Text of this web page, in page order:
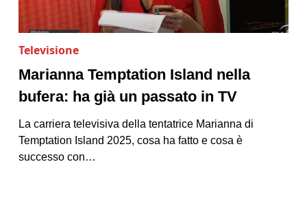
Televisione
Marianna Temptation Island nella
bufera: ha già un passato in TV
La carriera televisiva della tentatrice Marianna di
Temptation Island 2025, cosa ha fatto e cosa è
successo con…